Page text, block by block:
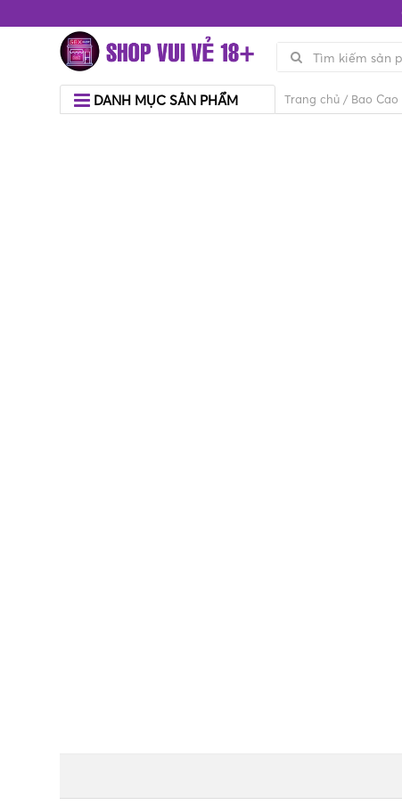
DANH MỤC SẢN PHẨM Trang chủ / Bao Cao